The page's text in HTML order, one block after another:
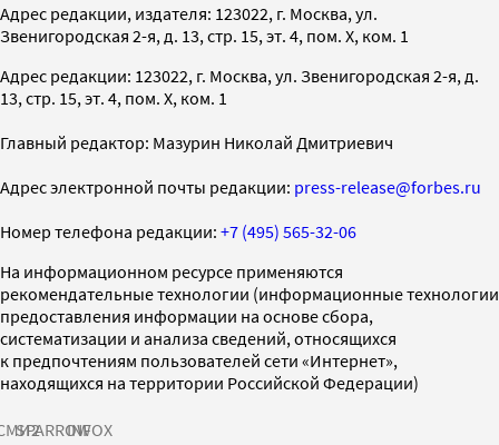
Адрес редакции, издателя: 123022, г. Москва, ул.
Звенигородская 2-я, д. 13, стр. 15, эт. 4, пом. X, ком. 1
Адрес редакции: 123022, г. Москва, ул. Звенигородская 2-я, д.
13, стр. 15, эт. 4, пом. X, ком. 1
Главный редактор: Мазурин Николай Дмитриевич
Адрес электронной почты редакции: press-release@forbes.ru
Номер телефона редакции: +7 (495) 565-32-06
На информационном ресурсе применяются
рекомендательные технологии (информационные технологии
предоставления информации на основе сбора,
систематизации и анализа сведений, относящихся
к предпочтениям пользователей сети «Интернет»,
находящихся на территории Российской Федерации)
SPARROWINFOX